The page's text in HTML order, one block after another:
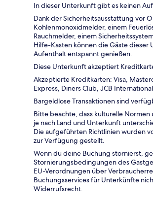
In dieser Unterkunft gibt es keinen
Dank der Sicherheitsausstattung vor
Kohlenmonoxidmelder, einem
Rauchmelder, einem
Hilfe-Kasten können die Gäste dieser
Aufenthalt entspannt genießen.
Diese Unterkunft akzeptiert
Akzeptierte Kreditkarten: Visa,
Express, Diners Club, JCB International
Bargeldlose Transaktionen sind
Bitte beachte, dass kulturelle Normen
je nach Land und Unterkunft
Die aufgeführten Richtlinien wurden
zur Verfügung gestellt.
Wenn du deine Buchung stornierst,
Stornierungsbedingungen des
EU-Verordnungen über
Buchungsservices für Unterkünfte
Widerrufsrecht.